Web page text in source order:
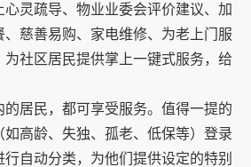
灵疏导、物业业委会评价建议、加
慈善易购、家电维修、为老上门服
社区居民提供掌上一键式服务，给
的居民，都可享受服务。值得一提的
高龄、失独、孤老、低保等）登录
自动分类，为他们提供设定的特别